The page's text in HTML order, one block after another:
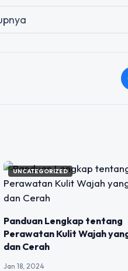
UNCATEGORIZED
Panduan Lengkap tentang
Perawatan Kulit Wajah
dan Cerah
Jan 18, 2024